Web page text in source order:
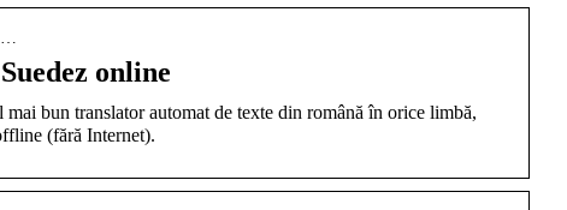
online
mai bun translator automat de texte din română în orice limbă,
(fără Internet).